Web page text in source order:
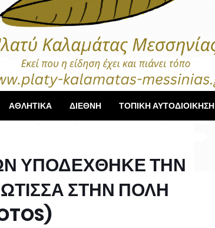
ΑΘΛΗΤΙΚΑ ΔΙΕΘΝΗ ΤΟΠΙΚΗ ΑΥΤΟΔΙΟΙΚΗΣΗ
ΥΠΟΔΕΧΘΗΚΕ ΤΗΝ
ΣΤΗΝ ΠΟΛΗ